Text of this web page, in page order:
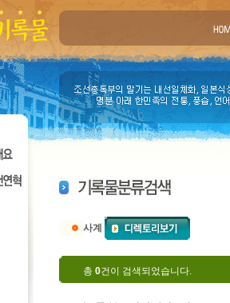
사계
총 0건이 검색되었습니다.